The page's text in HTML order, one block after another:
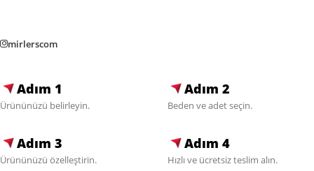
mirlerscom
Adım 1
Ürününüzü belirleyin.
Adım 2
Beden ve adet seçin.
Adım 3
Ürününüzü özelleştirin.
Adım 4
Hızlı ve ücretsiz teslim alın.